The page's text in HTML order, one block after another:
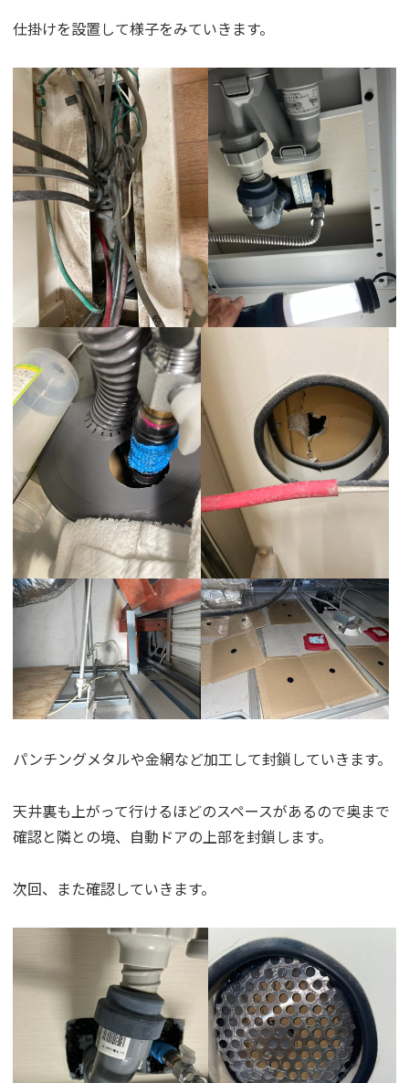
仕掛けを設置して様子をみていきます。
パンチングメタルや金網など加工して封鎖していきます。
天井裏も上がって行けるほどのスペースがあるので奥まで
確認と隣との境、自動ドアの上部を封鎖します。
次回、また確認していきます。